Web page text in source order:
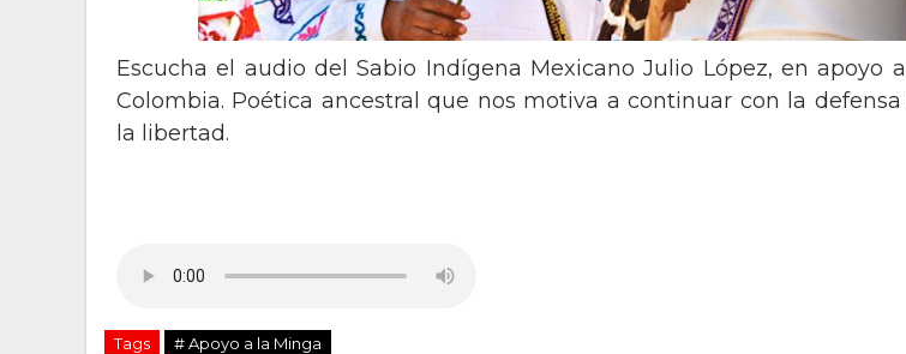
Escucha el audio del Sabio Indígena Mexicano Julio López, en apoyo
Colombia. Poética ancestral que nos motiva a continuar con la
la libertad.
Tags # Apoyo a la Minga